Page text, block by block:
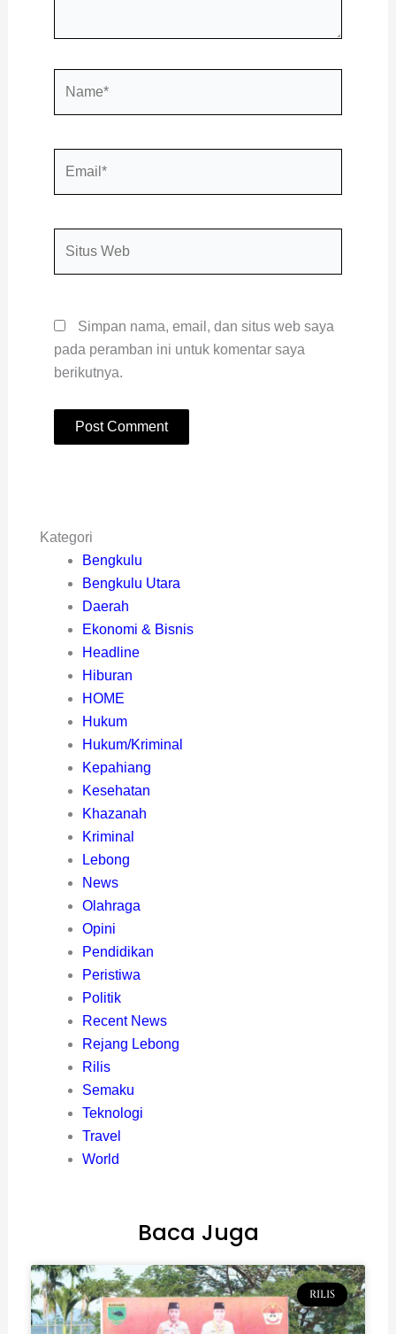
Simpan nama, email, dan situs web saya
pada peramban ini untuk komentar saya
berikutnya.
Kategori
Bengkulu
Bengkulu Utara
Daerah
Ekonomi & Bisnis
Headline
Hiburan
HOME
Hukum
Hukum/Kriminal
Kepahiang
Kesehatan
Khazanah
Kriminal
Lebong
News
Olahraga
Opini
Pendidikan
Peristiwa
Politik
Recent News
Rejang Lebong
Rilis
Semaku
Teknologi
Travel
World
Baca Juga
RILIS